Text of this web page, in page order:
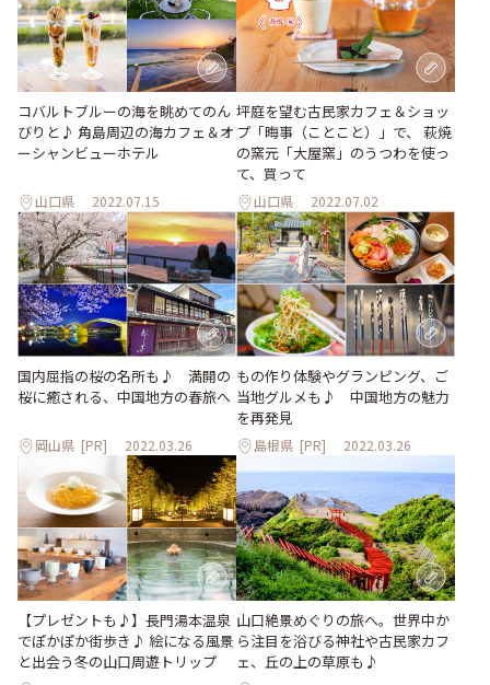
コバルトブルーの海を眺めてのん
びりと♪ 角島周辺の海カフェ＆オ
ーシャンビューホテル
山口県 2022.07.15
坪庭を望む古民家カフェ＆ショッ
プ「晦事（ことこと）」で、 萩焼
の窯元「大屋窯」のうつわを使っ
て、買って
山口県 2022.07.02
国内屈指の桜の名所も♪ 満開の
桜に癒される、中国地方の春旅へ
岡山県 [PR] 2022.03.26
もの作り体験やグランピング、ご
当地グルメも♪ 中国地方の魅力
を再発見
島根県 [PR] 2022.03.26
【プレゼントも♪】長門湯本温泉
でぽかぽか街歩き♪ 絵になる風景
と出会う冬の山口周遊トリップ
山口絶景めぐりの旅へ。世界中か
ら注目を浴びる神社や古民家カフ
ェ、丘の上の草原も♪